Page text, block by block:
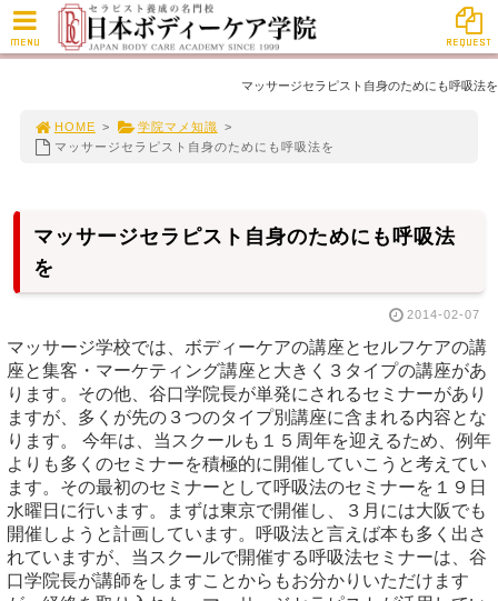
マッサージセラピスト自身のためにも呼吸法を
HOME > 学院マメ知識
>
マッサージセラピスト自身のためにも呼吸法を
マッサージセラピスト自身のためにも呼吸法
を
2014-02-07
マッサージ学校では、ボディーケアの講座とセルフケアの講
座と集客・マーケティング講座と大きく３タイプの講座があ
ります。その他、谷口学院長が単発にされるセミナーがあり
ますが、多くが先の３つのタイプ別講座に含まれる内容とな
ります。 今年は、当スクールも１５周年を迎えるため、例年
よりも多くのセミナーを積極的に開催していこうと考えてい
ます。その最初のセミナーとして呼吸法のセミナーを１９日
水曜日に行います。まずは東京で開催し、３月には大阪でも
開催しようと計画しています。呼吸法と言えば本も多く出さ
れていますが、当スクールで開催する呼吸法セミナーは、谷
口学院長が講師をしますことからもお分かりいただけます
MENU REQUEST